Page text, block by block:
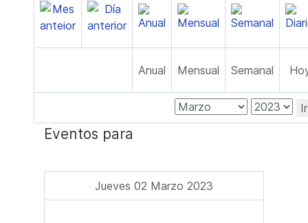
Anual Mensual Semanal
Eventos para
Jueves 02 Marzo 2023